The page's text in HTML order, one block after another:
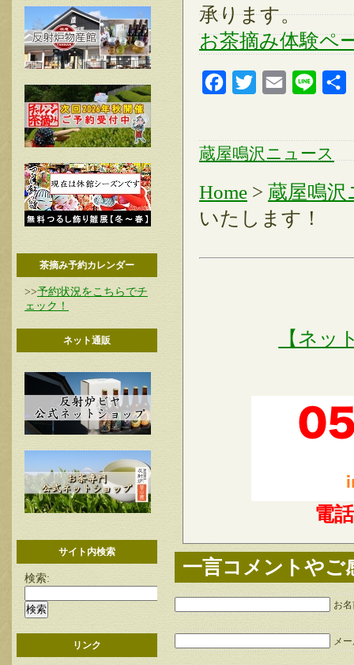
茶摘み予約カレンダー
>>予約状況をこちらでチ
ェック！
ネット通販
サイト内検索
検索:
リンク
承ります。
お茶摘み体験ペ
FacebookTwitter Email Line
蔵屋鳴沢ニュース
Home > 蔵屋鳴沢
いたします！
【ネッ
電話
一言コメントやご
お
メ